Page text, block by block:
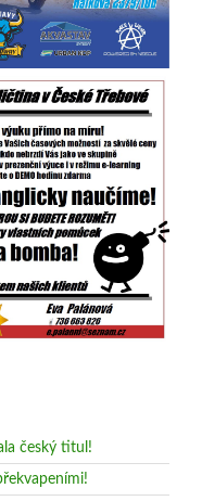
český titul!